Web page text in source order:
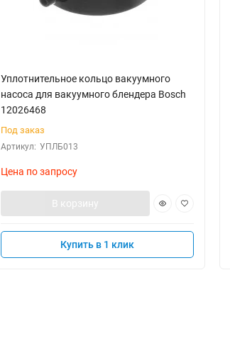
Уплотнительное кольцо вакуумного
насоса для вакуумного блендера Bosch
12026468
Под заказ
Артикул: УПЛБ013
Цена по запросу
В корзину
Купить в 1 клик